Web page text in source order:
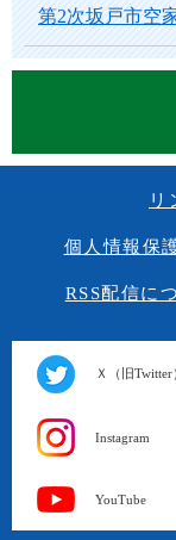
第2次坂戸市空
リ
個人情報保
RSS配信に
Ｘ（旧Twitter
Instagram
YouTube